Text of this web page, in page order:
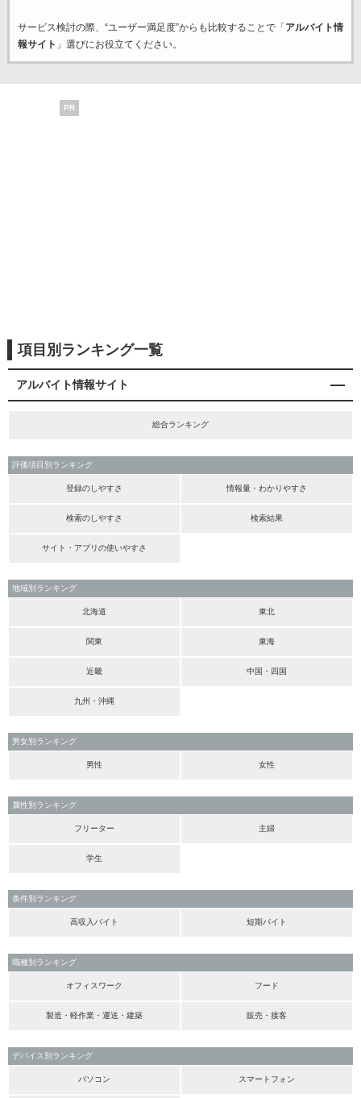
サービス検討の際、“ユーザー満足度”からも比較することで「 アルバイト情
報サイト 」選びにお役立てください。
PR
項目別ランキング一覧
アルバイト情報サイト
総合ランキング
評価項目別ランキング
登録のしやすさ 情報量・わかりやすさ
検索のしやすさ 検索結果
サイト・アプリの使いやすさ
地域別ランキング
北海道 東北
関東 東海
近畿 中国・四国
九州・沖縄
男女別ランキング
男性 女性
属性別ランキング
フリーター 主婦
学生
条件別ランキング
高収入バイト 短期バイト
職種別ランキング
オフィスワーク フード
製造・軽作業・運送・建築 販売・接客
デバイス別ランキング
パソコン スマートフォン